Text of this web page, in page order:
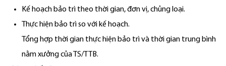
Kế hoạch bảo trì theo thời gian, đơn vị, chủng loại.
Thực hiện bảo trì so với kế hoạch.
Tổng hợp thời gian thực hiện bảo trì và thời gian trung bình
nằm xưởng của TS/TTB.